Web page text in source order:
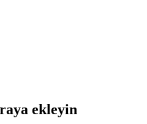
ekleyin